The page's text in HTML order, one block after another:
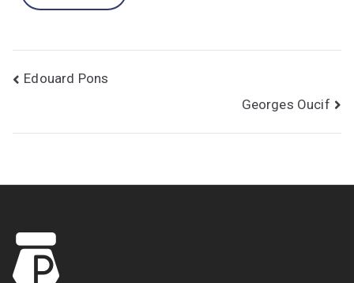
Edouard Pons
Georges Oucif